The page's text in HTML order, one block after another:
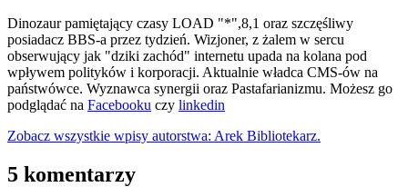
Dinozaur pamiętający czasy LOAD "*",8,1 oraz szczęśliwy
posiadacz BBS-a przez tydzień. Wizjoner, z żalem w sercu
obserwujący jak "dziki zachód" internetu upada na kolana pod
wpływem polityków i korporacji. Aktualnie władca CMS-ów na
państwówce. Wyznawca synergii oraz Pastafarianizmu. Możesz go
podglądać na Facebooku czy linkedin
Zobacz wszystkie wpisy autorstwa: Arek Bibliotekarz.
5 komentarzy